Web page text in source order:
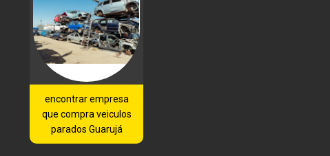
encontrar empresa
que compra veiculos
parados Guarujá